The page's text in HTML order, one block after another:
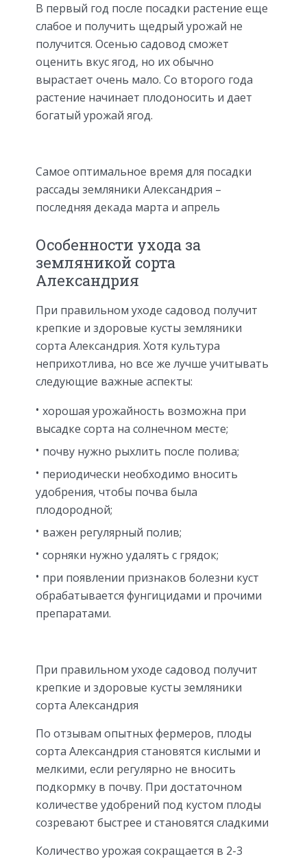
В первый год после посадки растение еще
слабое и получить щедрый урожай не
получится. Осенью садовод сможет
оценить вкус ягод, но их обычно
вырастает очень мало. Со второго года
растение начинает плодоносить и дает
богатый урожай ягод.
Самое оптимальное время для посадки
рассады земляники Александрия –
последняя декада марта и апрель
Особенности ухода за
земляникой сорта
Александрия
При правильном уходе садовод получит
крепкие и здоровые кусты земляники
сорта Александрия. Хотя культура
неприхотлива, но все же лучше учитывать
следующие важные аспекты:
хорошая урожайность возможна при
высадке сорта на солнечном месте;
почву нужно рыхлить после полива;
периодически необходимо вносить
удобрения, чтобы почва была
плодородной;
важен регулярный полив;
сорняки нужно удалять с грядок;
при появлении признаков болезни куст
обрабатывается фунгицидами и прочими
препаратами.
При правильном уходе садовод получит
крепкие и здоровые кусты земляники
сорта Александрия
По отзывам опытных фермеров, плоды
сорта Александрия становятся кислыми и
мелкими, если регулярно не вносить
подкормку в почву. При достаточном
количестве удобрений под кустом плоды
созревают быстрее и становятся сладкими
Количество урожая сокращается в 2-3